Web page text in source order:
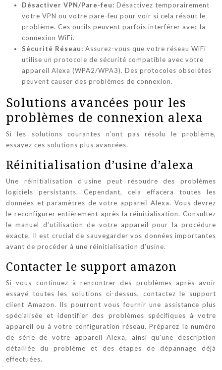
Désactiver VPN/Pare-feu: Désactivez temporairement
votre VPN ou votre pare-feu pour voir si cela résout le
problème. Ces outils peuvent parfois interférer avec la
connexion WiFi.
Sécurité Réseau: Assurez-vous que votre réseau WiFi
utilise un protocole de sécurité compatible avec votre
appareil Alexa (WPA2/WPA3). Des protocoles obsolètes
peuvent causer des problèmes de connexion.
Solutions avancées pour les
problèmes de connexion alexa
Si les solutions courantes n’ont pas résolu le problème,
essayez ces solutions plus avancées.
Réinitialisation d’usine d’alexa
Une réinitialisation d’usine peut résoudre des problèmes
logiciels persistants. Cependant, cela effacera toutes les
données et paramètres de votre appareil Alexa. Vous devrez
le reconfigurer entièrement après la réinitialisation. Consultez
le manuel d’utilisation de votre appareil pour la procédure
exacte. Il est crucial de sauvegarder vos données importantes
avant de procéder à une réinitialisation d’usine.
Contacter le support amazon
Si vous continuez à rencontrer des problèmes après avoir
essayé toutes les solutions ci-dessus, contactez le support
client Amazon. Ils pourront vous fournir une assistance plus
spécialisée et identifier des problèmes spécifiques à votre
appareil ou à votre configuration réseau. Préparez le numéro
de série de votre appareil Alexa, ainsi qu’une description
détaillée du problème et des étapes de dépannage déjà
effectuées.